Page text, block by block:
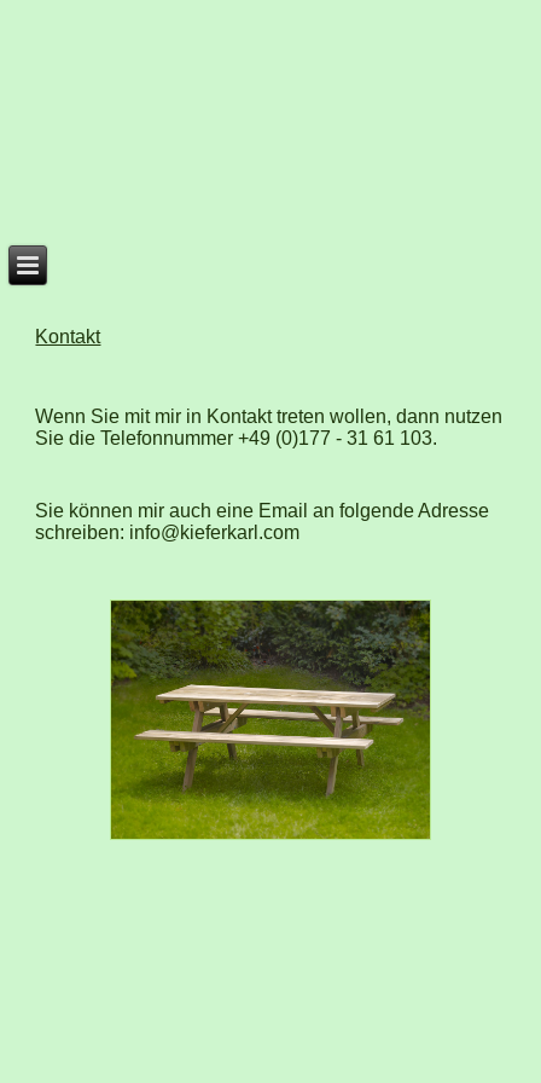
Kontakt
Wenn Sie mit mir in Kontakt treten wollen, dann nutzen
Sie die Telefonnummer +49 (0)177 - 31 61 103.
Sie können mir auch eine Email an folgende Adresse
schreiben: info@kieferkarl.com